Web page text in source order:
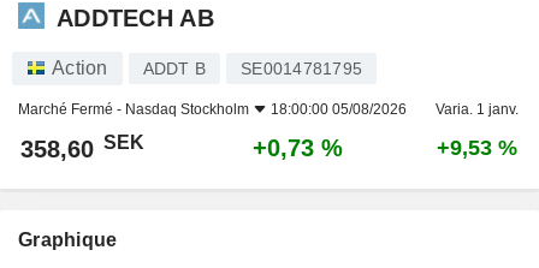
ADDTECH AB
Action ADDT B SE0014781795
Marché Fermé - Nasdaq Stockholm 18:00:00 05/08/2026 Varia. 1 janv.
358,60 SEK +0,73 % +9,53 %
Graphique